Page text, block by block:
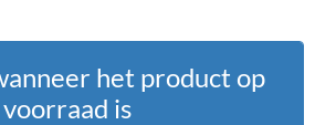
het product op
voorraad is